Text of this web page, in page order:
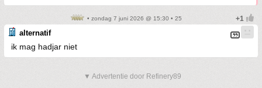
• zondag 7 juni 2026 @ 15:30 • 25
alternatif
ik mag hadjar niet
▼ Advertentie door Refinery89